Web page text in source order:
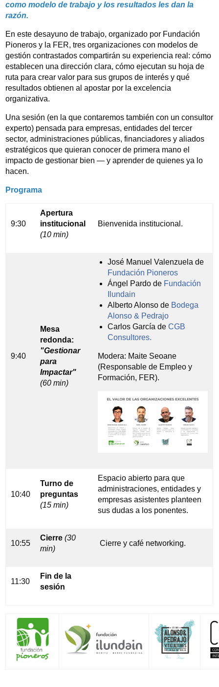
como modelo de trabajo y los resultados les dan la
razón.
En este desayuno de trabajo, organizado por Fundación
Pioneros y la FER, tres organizaciones con modelos de
gestión contrastados compartirán su experiencia real: cómo
establecen una dirección clara, cómo ejecutan su hoja de
ruta para crear valor para sus grupos de interés y qué
resultados obtienen al apostar por la excelencia
organizativa.
Una sesión (en la que contaremos también con un consultor
experto) pensada para empresas, entidades del tercer
sector, administraciones públicas, financiadores y aliados
estratégicos que quieran conocer de primera mano el
impacto de gestionar bien — y aprender de quienes ya lo
hacen.
Programa
9:30
Apertura
institucional
(10 min)
Bienvenida institucional.
9:40
Mesa
redonda:
"Gestionar
para
Impactar"
(60 min)
José Manuel Valenzuela de
Fundación Pioneros
Ángel Pardo de Fundación
Ilundain
Alberto Alonso de Bodega
Alonso & Pedrajo
Carlos García deCGB
Consultores.
Modera: Maite Seoane
(Responsable de Empleo y
Formación, FER).
10:40
Turno de
preguntas
(15 min)
Espacio abierto para que
administraciones, entidades y
empresas asistentes planteen
sus dudas a los ponentes.
10:55
Cierre(30
min)
Cierre y café networking.
11:30
Fin de la
sesión